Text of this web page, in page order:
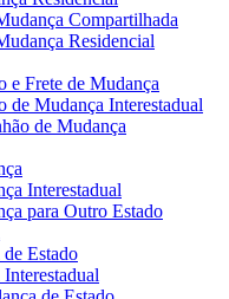
Compartilhada
Residencial
e Frete de Mudança
de Mudança Interestadual
de Mudança
Interestadual
para Outro Estado
Estado